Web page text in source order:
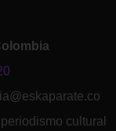
cultural